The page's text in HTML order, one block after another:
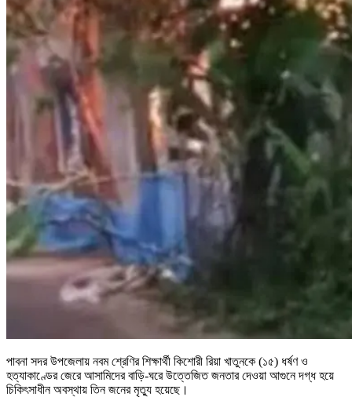
পাবনা সদর উপজেলায় নবম শ্রেণির শিক্ষার্থী কিশোরী রিয়া খাতুনকে (১৫) ধর্ষণ ও
হত্যাকাণ্ডের জেরে আসামিদের বাড়ি-ঘরে উত্তেজিত জনতার দেওয়া আগুনে দগ্ধ হয়ে
চিকিৎসাধীন অবস্থায় তিন জনের মৃত্যু হয়েছে।